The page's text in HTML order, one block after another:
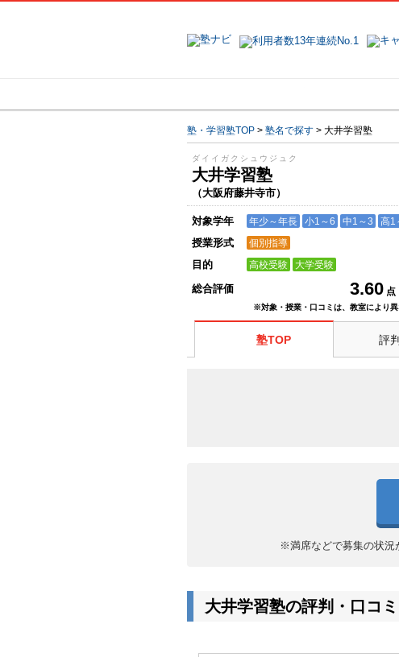
塾・学習塾TOP > 塾名で探す > 大井学習塾
ダイイガクシュウジュク
大井学習塾
（大阪府藤井寺市）
対象学年 年少～年長 小1～6 中1～3 高1
授業形式 個別指導
目的 高校受験 大学受験
総合評価 3.60 点
※対象・授業・口コミは、教室により異
塾TOP 評
※満席などで募集の状況
大井学習塾の評判・口コミ